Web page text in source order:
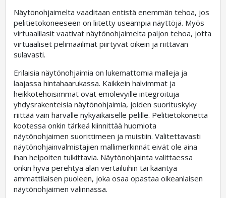
Näytönohjaimelta vaaditaan entistä enemmän tehoa, jos
pelitietokoneeseen on liitetty useampia näyttöjä. Myös
virtuaalilasit vaativat näytönohjaimelta paljon tehoa, jotta
virtuaaliset pelimaailmat piirtyvät oikein ja riittävän
sulavasti.
Erilaisia näytönohjaimia on lukemattomia malleja ja
laajassa hintahaarukassa. Kaikkein halvimmat ja
heikkotehoisimmat ovat emolevyille integroituja
yhdysrakenteisia näytönohjaimia, joiden suorituskyky
riittää vain harvalle nykyaikaiselle pelille. Pelitietokonetta
kootessa onkin tärkeä kiinnittää huomiota
näytönohjaimen suorittimeen ja muistiin. Valitettavasti
näytönohjainvalmistajien mallimerkinnät eivät ole aina
ihan helpoiten tulkittavia. Näytönohjainta valittaessa
onkin hyvä perehtyä alan vertailuihin tai kääntyä
ammattilaisen puoleen, joka osaa opastaa oikeanlaisen
näytönohjaimen valinnassa.